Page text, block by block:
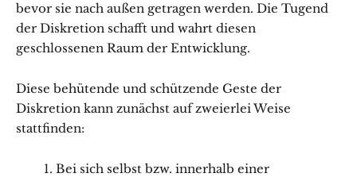
bevor sie nach außen getragen werden. Die Tugend
der Diskretion schafft und wahrt diesen
geschlossenen Raum der Entwicklung.
Diese behütende und schützende Geste der
Diskretion kann zunächst auf zweierlei Weise
stattfinden:
Bei sich selbst bzw. innerhalb einer